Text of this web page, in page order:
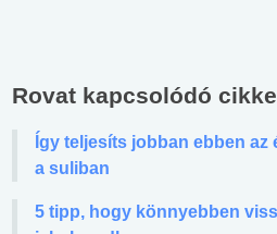
Rovat kapcsolódó
Így teljesíts jobban ebben az
a suliban
5 tipp, hogy könnyebben